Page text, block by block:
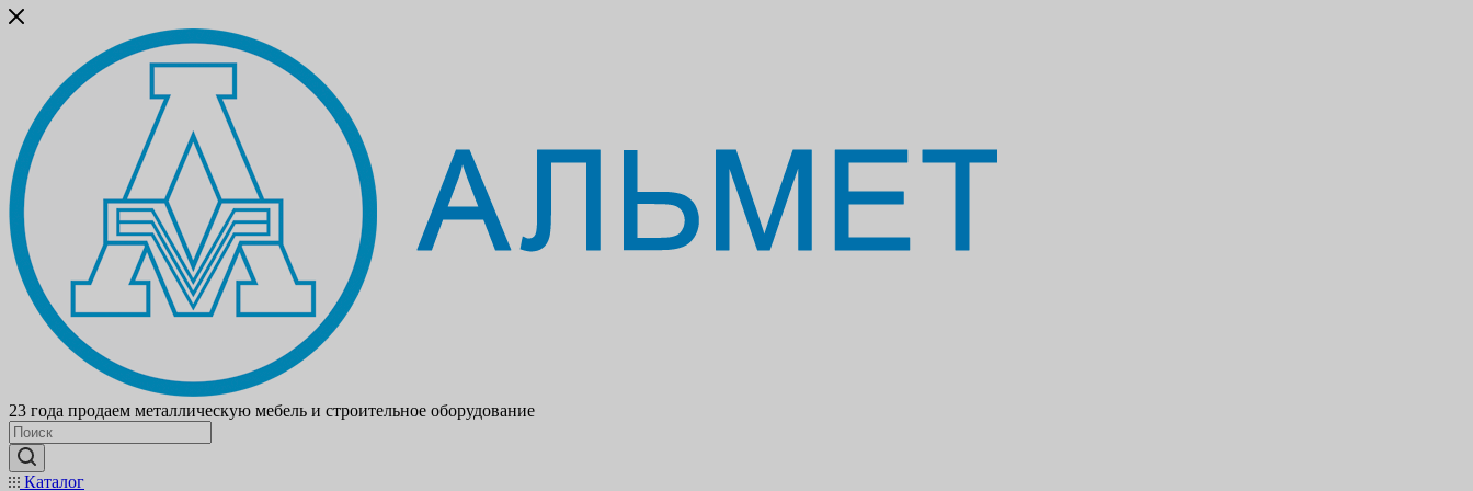
23 года продаем металлическую мебель и строительное оборудование
Каталог